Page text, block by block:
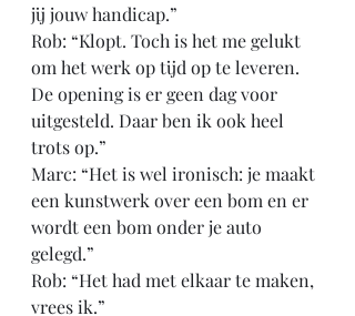
jij jouw handicap.”
Rob: “Klopt. Toch is het me gelukt
om het werk op tijd op te leveren.
De opening is er geen dag voor
uitgesteld. Daar ben ik ook heel
trots op.”
Marc: “Het is wel ironisch: je maakt
een kunstwerk over een bom en er
wordt een bom onder je auto
gelegd.”
Rob: “Het had met elkaar te maken,
vrees ik.”